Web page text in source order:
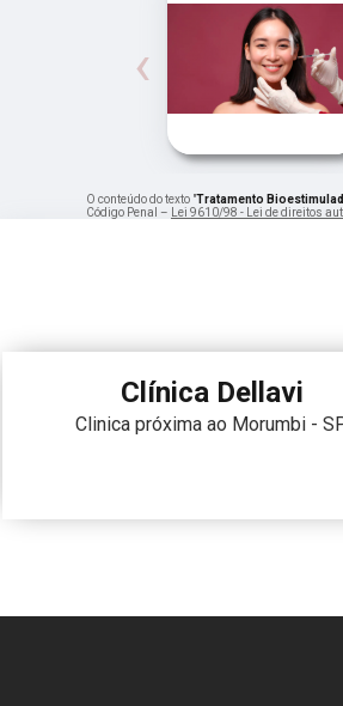
‹
O conteúdo do texto "Tratamento
Código Penal –
Lei 9610/98 - Lei de direitos
Clínica Dellavi
Clinica próxima ao Morumbi -